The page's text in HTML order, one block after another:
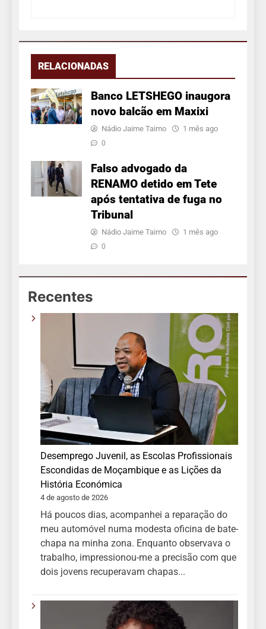
RELACIONADAS
Banco LETSHEGO inaugora
novo balcão em Maxixi
Nádio Jaime Taimo 1 mês ago
0
Falso advogado da
RENAMO detido em Tete
após tentativa de fuga no
Tribunal
Nádio Jaime Taimo 1 mês ago
0
Recentes
Desemprego Juvenil, as Escolas Profissionais
Escondidas de Moçambique e as Lições da
História Económica
4 de agosto de 2026
Há poucos dias, acompanhei a reparação do
meu automóvel numa modesta oficina de bate-
chapa na minha zona. Enquanto observava o
trabalho, impressionou-me a precisão com que
dois jovens recuperavam chapas...